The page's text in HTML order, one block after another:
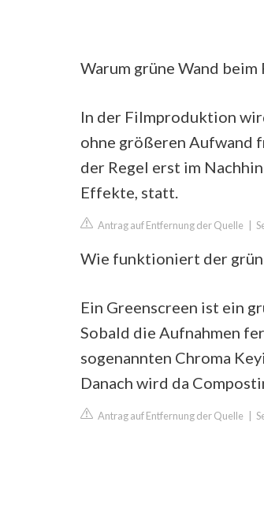
Warum grüne Wand beim
In der Filmproduktion
ohne größeren Aufwand
der Regel erst im
Effekte, statt.
Antrag auf Entfernung der Quelle
Wie funktioniert der
Ein Greenscreen ist ein
Sobald die Aufnahmen
sogenannten Chroma
Danach wird da
Antrag auf Entfernung der Quelle